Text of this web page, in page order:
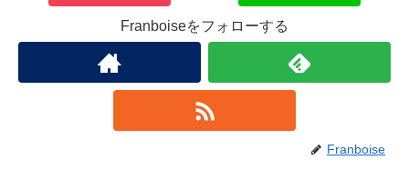
Franboiseをフォローする
Franboise